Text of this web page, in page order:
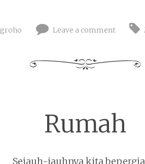
Leave a comment
Rumah
Sejauh-jauhnya kita